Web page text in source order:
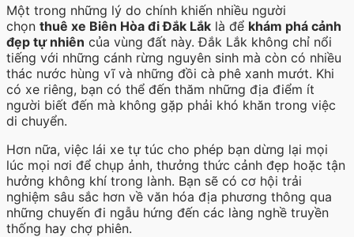
Một trong những lý do chính khiến nhiều người
chọn thuê xe Biên Hòa đi Đắk Lắk là để khám phá cảnh
đẹp tự nhiên của vùng đất này. Đắk Lắk không chỉ nổi
tiếng với những cánh rừng nguyên sinh mà còn có nhiều
thác nước hùng vĩ và những đồi cà phê xanh mướt. Khi
có xe riêng, bạn có thể đến thăm những địa điểm ít
người biết đến mà không gặp phải khó khăn trong việc
di chuyển.
Hơn nữa, việc lái xe tự túc cho phép bạn dừng lại mọi
lúc mọi nơi để chụp ảnh, thưởng thức cảnh đẹp hoặc tận
hưởng không khí trong lành. Bạn sẽ có cơ hội trải
nghiệm sâu sắc hơn về văn hóa địa phương thông qua
những chuyến đi ngẫu hứng đến các làng nghề truyền
thống hay chợ phiên.